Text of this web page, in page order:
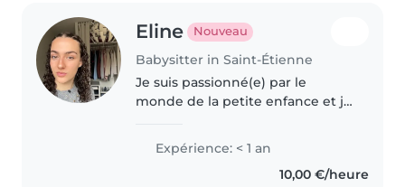
Eline Nouveau
Babysitter in Saint-Étienne
Je suis passionné(e) par le
monde de la petite enfance et je
et bienveillante pour
accompagner vos enfants.
Dynamique et patiente, je
Expérience: < 1 an
10,00 €/heure